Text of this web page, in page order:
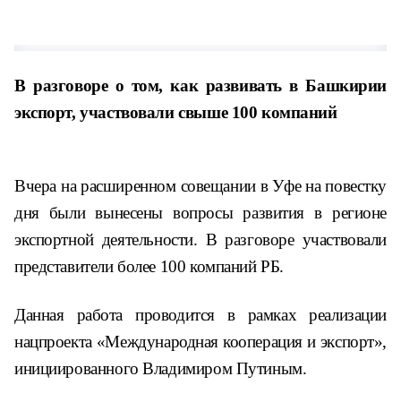
В разговоре о том, как развивать в Башкирии
экспорт, участвовали свыше 100 компаний
Вчера на расширенном совещании в Уфе на повестку
дня были вынесены вопросы развития в регионе
экспортной деятельности. В разговоре участвовали
представители более 100 компаний РБ.
Данная работа проводится в рамках реализации
нацпроекта «Международная кооперация и экспорт»,
инициированного Владимиром Путиным.